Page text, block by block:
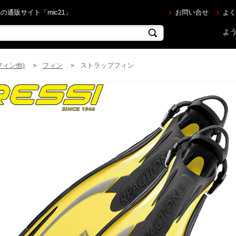
ーサブ ] REACTION EBS FIN リアクション EBS フィン [イエロー/シルバ
通販サイト「mic21」 お問い合せ よ
よ
ィン他) > フィン > ストラップフィン